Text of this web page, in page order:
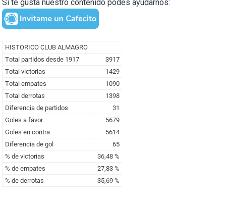
Si te gusta nuestro contenido podés ayudarnos: